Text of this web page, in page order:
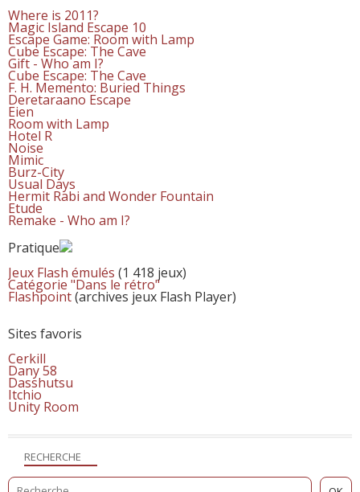
RECHERCHE
Where is 2011?
Magic Island Escape 10
Escape Game: Room with Lamp
Cube Escape: The Cave
Gift - Who am I?
Cube Escape: The Cave
F. H. Memento: Buried Things
Deretaraano Escape
Eien
Room with Lamp
Hotel R
Noise
Mimic
Burz-City
Usual Days
Hermit Rabi and Wonder Fountain
Etude
Remake - Who am I?
Pratique
Jeux Flash émulés (1 418 jeux)
Catégorie "Dans le rétro"
Flashpoint(archives jeux Flash Player)
Sites favoris
Cerkill
Dany 58
Dasshutsu
Itchio
Unity Room